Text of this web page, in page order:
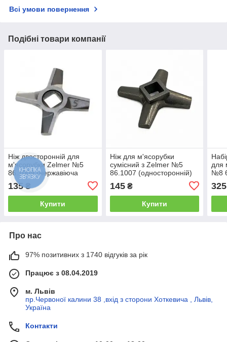
Всі умови повернення
Подібні товари компанії
Ніж двосторонній для
м'ясорубки Zelmer №5
86.1009 (нержавіюча
сталь)
135₴
Купити
Ніж для м'ясорубки
сумісний з Zelmer №5
86.1007 (односторонній)
145₴
Купити
для
№8
325
Про нас
97% позитивних з 1740 відгуків за рік
Працює з 08.04.2019
м. Львів
пр.Червоної калини 38 ,вхід з сторони Хоткевича , Львів,
Україна
Контакти
КНОПКА
ЗВ'ЯЗКУ